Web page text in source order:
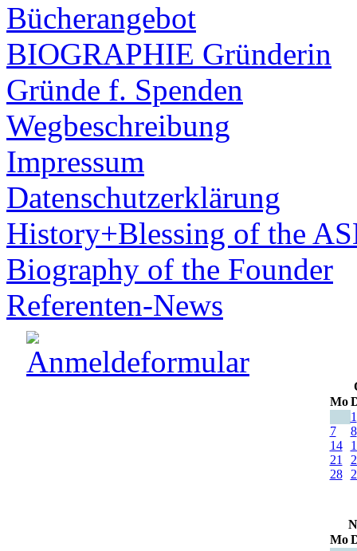
Bücherangebot
BIOGRAPHIE Gründerin
Gründe f. Spenden
Wegbeschreibung
Impressum
Datenschutzerklärung
History+Blessing of the
Biography of the Founder
Referenten-News
Mo
1
7
8
14
21
28
Mo